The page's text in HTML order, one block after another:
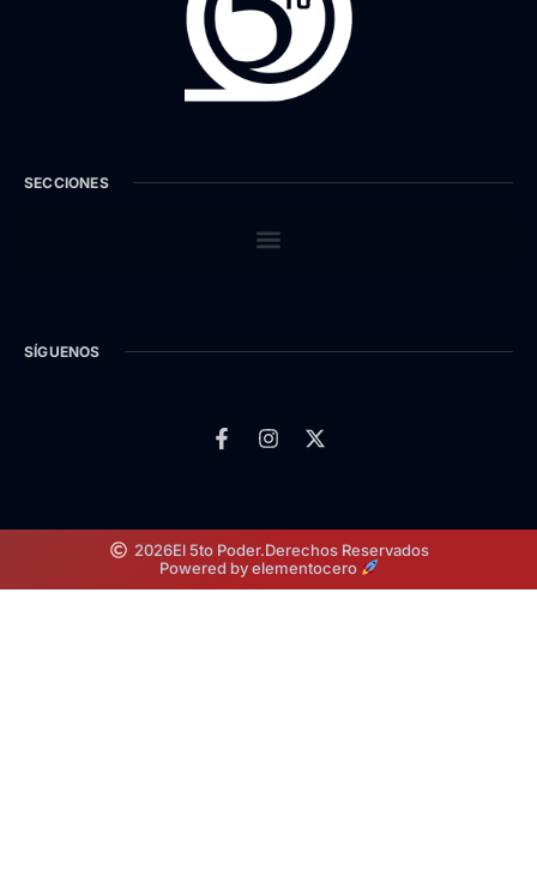
SECCIONES
SÍGUENOS
2026El 5to Poder.Derechos Reservados
Powered by elementocero